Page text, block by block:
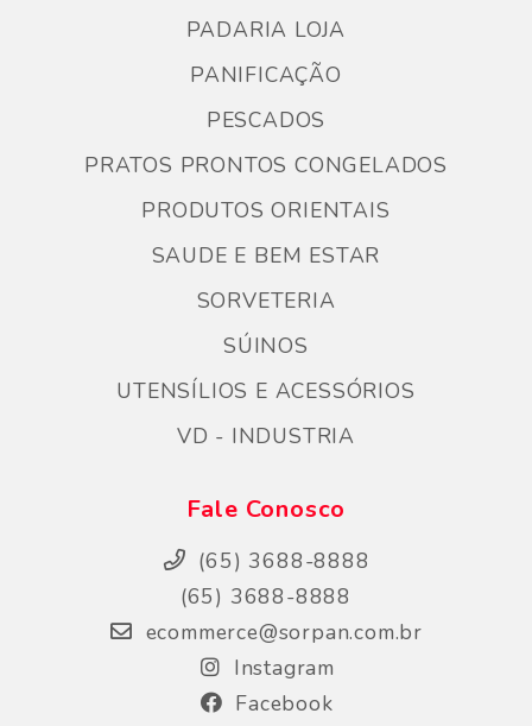
PADARIA LOJA
PANIFICAÇÃO
PESCADOS
PRATOS PRONTOS CONGELADOS
PRODUTOS ORIENTAIS
SAUDE E BEM ESTAR
SORVETERIA
SÚINOS
UTENSÍLIOS E ACESSÓRIOS
VD - INDUSTRIA
Fale Conosco
(65) 3688-8888
(65) 3688-8888
ecommerce@sorpan.com.br
Instagram
Facebook